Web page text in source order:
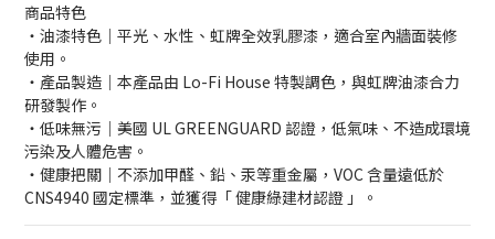
商品特色
・油漆特色｜平光、水性、虹牌全效乳膠漆，適合室內牆面裝修
使用。
・產品製造｜本產品由 Lo-Fi House 特製調色，與虹牌油漆合力
研發製作。
・低味無污｜美國 UL GREENGUARD 認證，低氣味、不造成環境
污染及人體危害。
・健康把關｜不添加甲醛、鉛、汞等重金屬，VOC 含量遠低於
CNS4940 國定標準，並獲得「 健康綠建材認證 」。